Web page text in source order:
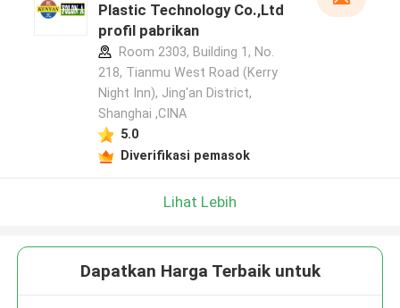
Plastic Technology Co.,Ltd
profil pabrikan
Room 2303, Building 1, No.
218, Tianmu West Road (Kerry
Night Inn), Jing'an District,
Shanghai ,CINA
5.0
Diverifikasi pemasok
Lihat Lebih
Dapatkan Harga Terbaik untuk